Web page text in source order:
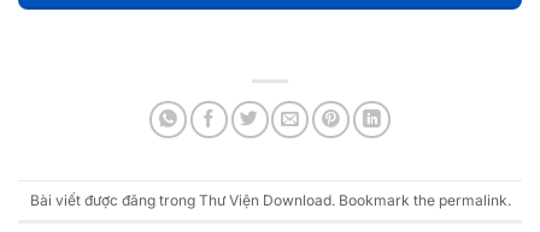
Bài viết được đăng trong Thư Viện Download. Bookmark the permalink.